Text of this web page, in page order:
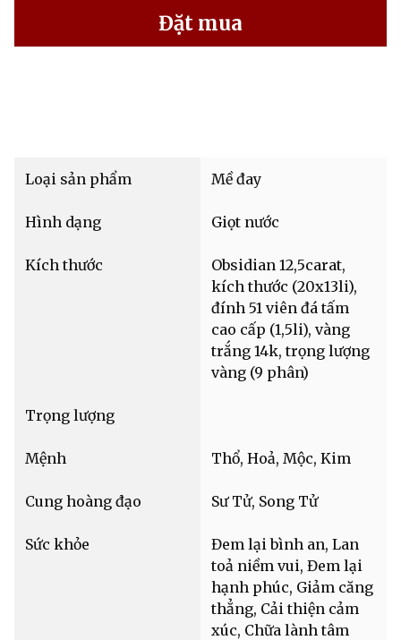
Đặt mua
Loại sản phẩm Mề đay
Hình dạng Giọt nước
Kích thước
Obsidian 12,5carat,
kích thước (20x13li),
đính 51 viên đá tấm
cao cấp (1,5li), vàng
trắng 14k, trọng lượng
vàng (9 phân)
Trọng lượng
Mệnh Thổ, Hoả, Mộc, Kim
Cung hoàng đạo Sư Tử, Song Tử
Sức khỏe
Đem lại bình an, Lan
toả niềm vui, Đem lại
hạnh phúc, Giảm căng
thẳng, Cải thiện cảm
xúc, Chữa lành tâm